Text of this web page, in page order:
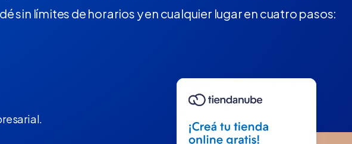
sin límites de horarios y en cualquier lugar en cuatro pasos: